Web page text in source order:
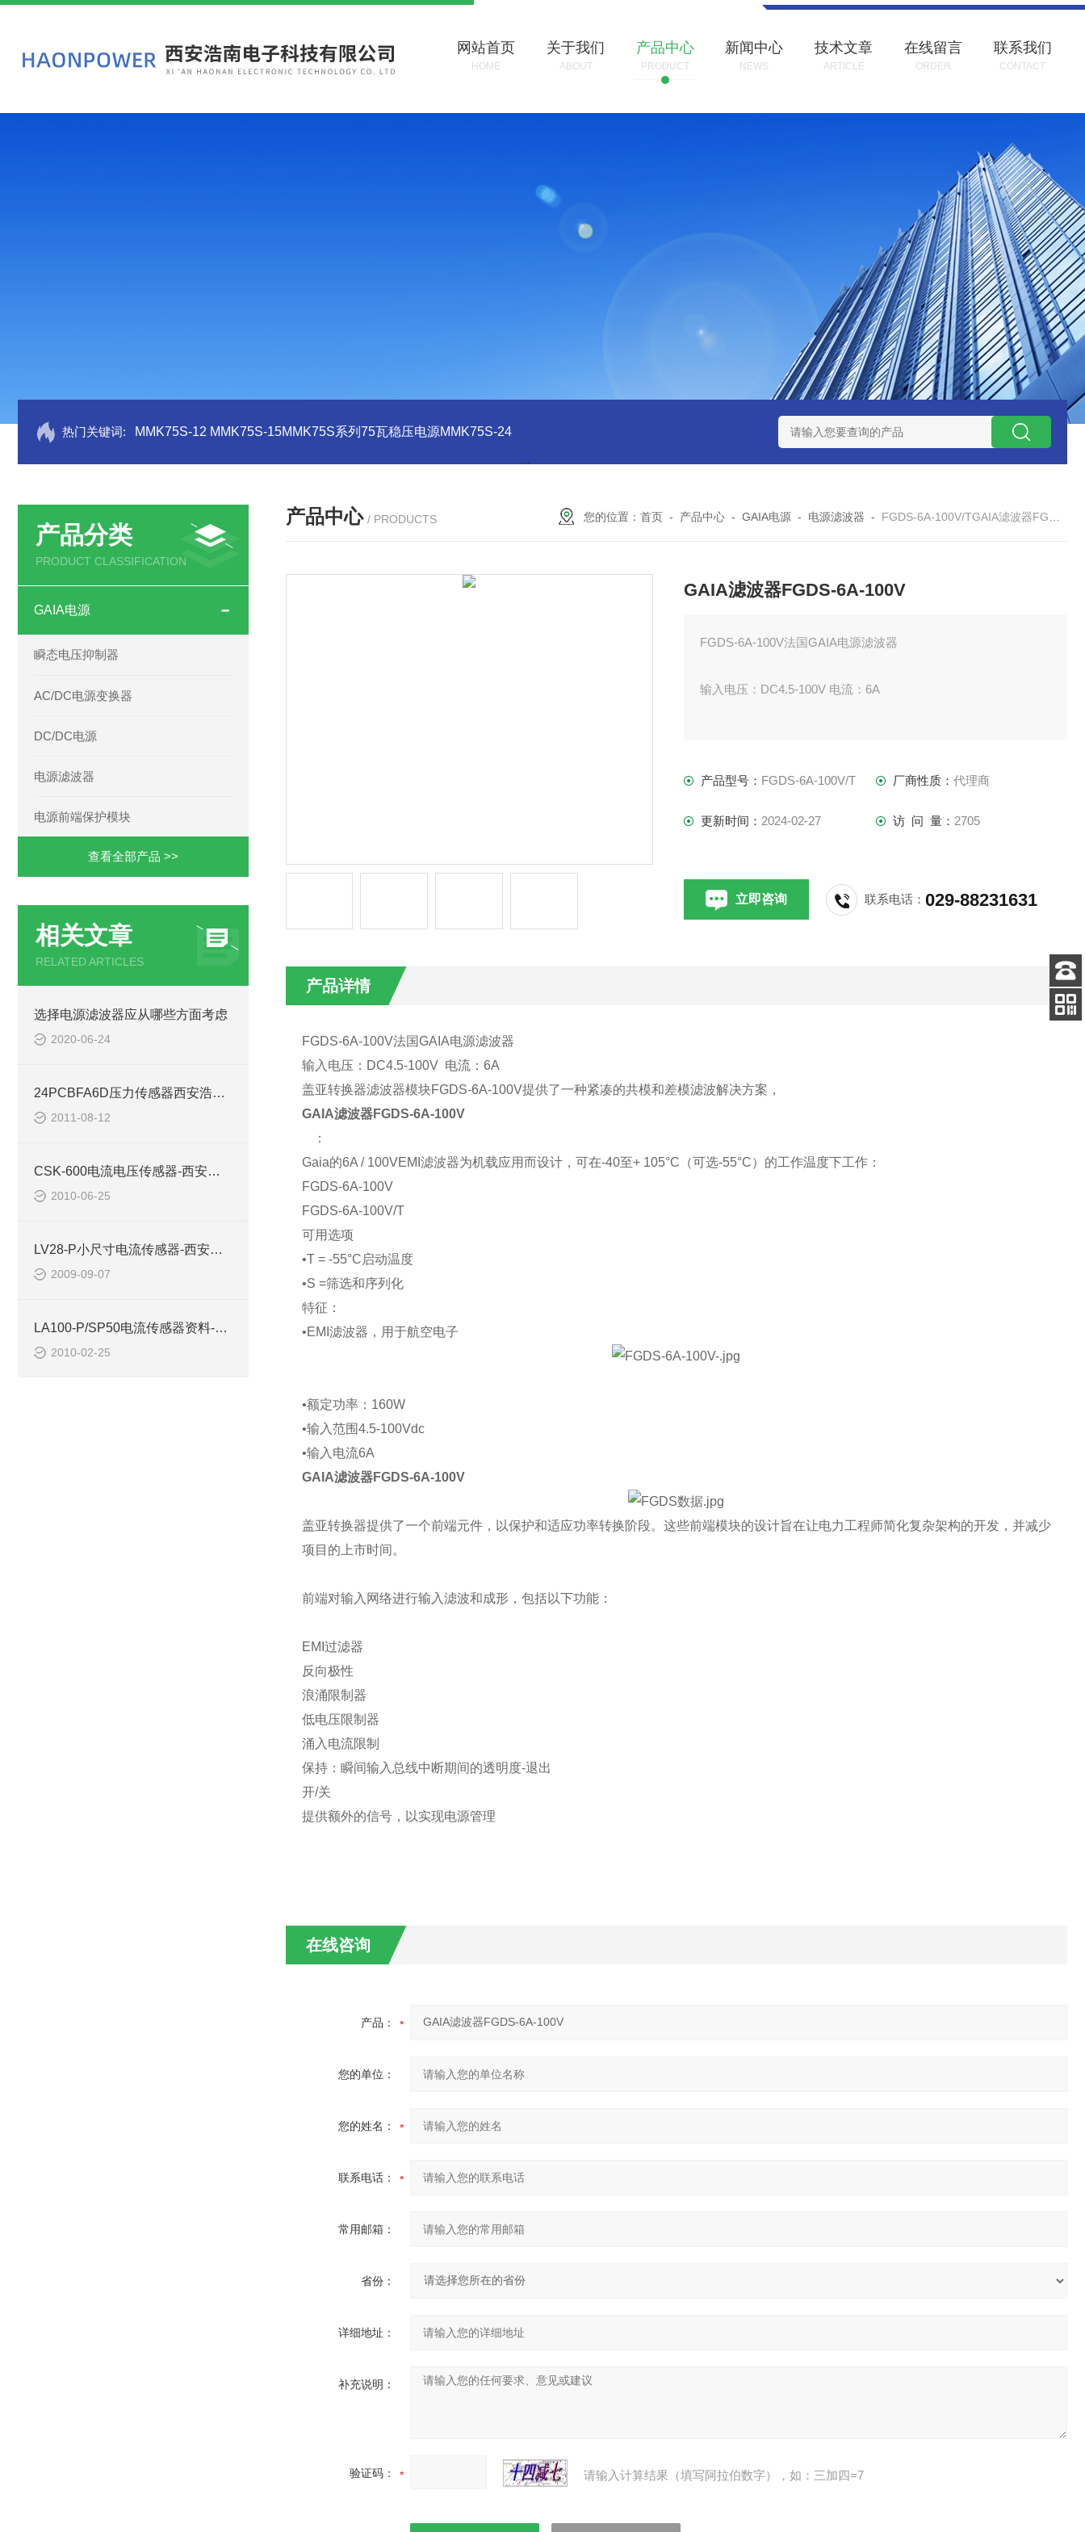
网站首页
HOME
关于我们
ABOUT
产品中心
PRODUCT
新闻中心
NEWS
技术文章
ARTICLE
在线留言
ORDER
联系我们
CONTACT
热门关键词: MMK75S-12 MMK75S-15MMK75S系列75瓦稳压电源MMK75S-24 MMK150S-15 MMK150S-5150W系列开关电源MMK150S-24 MMK150S-12 MMK320S-12
产品分类
PRODUCT CLASSIFICATION
GAIA电源
瞬态电压抑制器
AC/DC电源变换器
DC/DC电源
电源滤波器
电源前端保护模块
查看全部产品 >>
相关文章
RELATED ARTICLES
选择电源滤波器应从哪些方面考虑
2020-06-24
24PCBFA6D压力传感器西安浩南电子科技
2011-08-12
CSK-600电流电压传感器-西安浩南电子科技商
2010-06-25
LV28-P小尺寸电流传感器-西安浩南电子科技
2009-09-07
LA100-P/SP50电流传感器资料-西安浩南电子科技有限公司
2010-02-25
产品中心 / PRODUCTS 您的位置：首页 - 产品中心 -GAIA电源 - 电源滤波器 - FGDS-6A-100V/TGAIA滤波器FGDS-6A-100V
GAIA滤波器FGDS-6A-100V
FGDS-6A-100V法国GAIA电源滤波器
输入电压：DC4.5-100V 电流：6A
GAIA滤波器FGDS-6A-100V
产品型号： FGDS-6A-100V/T 厂商性质： 代理商
更新时间： 2024-02-27 访 问 量： 2705
立即咨询 联系电话：029-88231631
产品详情
FGDS-6A-100V法国GAIA电源滤波器
输入电压： DC4.5-100V 电流： 6A
盖亚转换器滤波器模块FGDS-6A-100V提供了一种紧凑的共模和差模滤波解决方案，
GAIA滤波器FGDS-6A-100V
：
Gaia的6A / 100VEMI 滤波器为机载应用而设计，可在-40至+ 105°C （可选-55°C）的工作温度下工作：
FGDS-6A-100V
FGDS-6A-100V/T
可用选项
•T = -55°C 启动温度
•S =筛选和序列化
特征：
•EMI 滤波器，用于航空电子
•额定功率： 160W
•输入范围4.5-100Vdc
•输入电流6A
GAIA滤波器FGDS-6A-100V
盖亚转换器提供了一个前端元件，以保护和适应功率转换阶段。这些前端模块的设计旨在让电力工程师简化复杂架构的开发，并减少
项目的上市时间。
前端对输入网络进行输入滤波和成形，包括以下功能：
EMI过滤器
反向极性
浪涌限制器
低电压限制器
涌入电流限制
保持：瞬间输入总线中断期间的透明度-退出
开/关
提供额外的信号，以实现电源管理
在线咨询
产品：
您的单位：
您的姓名：
联系电话：
常用邮箱：
省份：
详细地址：
补充说明：
验证码： 请输入计算结果（填写阿拉伯数字），如：三加四=7
客服
电话